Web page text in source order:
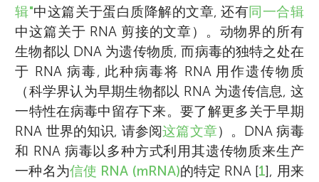
辑"中这篇关于蛋白质降解的文章, 还有同一合辑
中这篇关于 RNA 剪接的文章）。动物界的所有
生物都以 DNA 为遗传物质, 而病毒的独特之处在
于 RNA 病毒, 此种病毒将 RNA 用作遗传物质
（科学界认为早期生物都以 RNA 为遗传信息, 这
一特性在病毒中留存下来。要了解更多关于早期
RNA 世界的知识, 请参阅这篇文章）。DNA 病毒
和 RNA 病毒以多种方式利用其遗传物质来生产
一种名为信使 RNA (mRNA)的特定 RNA [1], 用来